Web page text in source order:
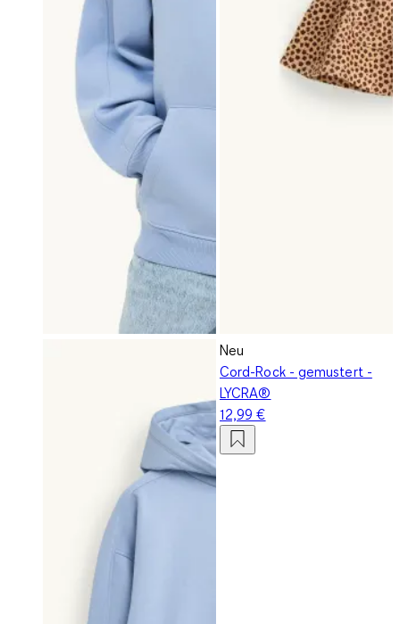
Neu
Cord-Rock - gemustert -
LYCRA®
12,99 €